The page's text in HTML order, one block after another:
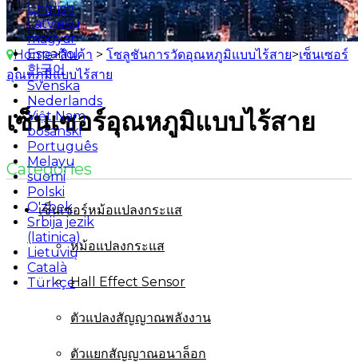
English
Latviešu
magyar
Español
한국어
Svenska
Nederlands
Việt Nam
bosanski
Português
Melayu
suomi
Polski
O'zbek
Srbija jezik
(latinica)
Lietuvių
Català
Türkçe
Home>สินค้า > โซลูชันการวัดอุณหภูมิแบบไร้สาย>เซ็นเซอร์
อุณหภูมิแบบไร้สาย
เซ็นเซอร์อุณหภูมิแบบไร้สาย
Categories
เซ็นเซอร์หม้อแปลงกระแส
หม้อแปลงกระแส
Hall Effect Sensor
ตัวแปลงสัญญาณพลังงาน
ตัวแยกสัญญาณอนาล็อก